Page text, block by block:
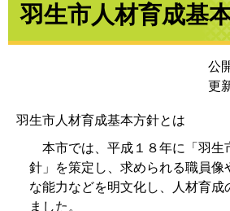
羽生市人材育成基
公
更
羽生市人材育成基本方針とは
本市では、平成１８年に「羽生
針」を策定し、求められる職員像
な能力などを明文化し、人材育成
ました。